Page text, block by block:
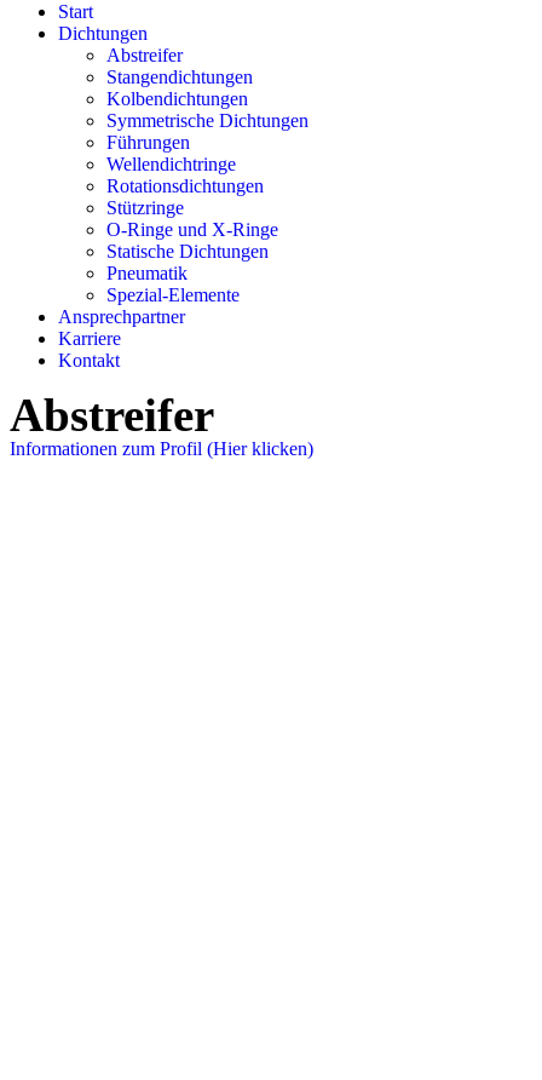
Start
Dichtungen
Abstreifer
Stangendichtungen
Kolbendichtungen
Symmetrische Dichtungen
Führungen
Wellendichtringe
Rotationsdichtungen
Stützringe
O-Ringe und X-Ringe
Statische Dichtungen
Pneumatik
Spezial-Elemente
Ansprechpartner
Karriere
Kontakt
Abstreifer
Informationen zum Profil (Hier klicken)